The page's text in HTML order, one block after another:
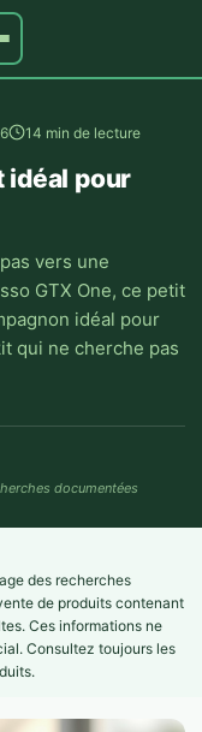
14 min de lecture
idéal pour
vers une
GTX One, ce petit
idéal pour
qui ne cherche pas
documentées
des recherches
de produits contenant
Ces informations ne
Consultez toujours les